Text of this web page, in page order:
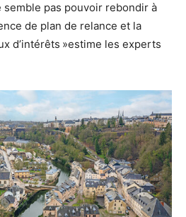
semble pas pouvoir rebondir à
de plan de relance et la
d’intérêts »estime les experts